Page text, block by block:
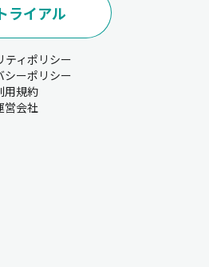
ライアル
ティポリシー
シーポリシー
用規約
営会社